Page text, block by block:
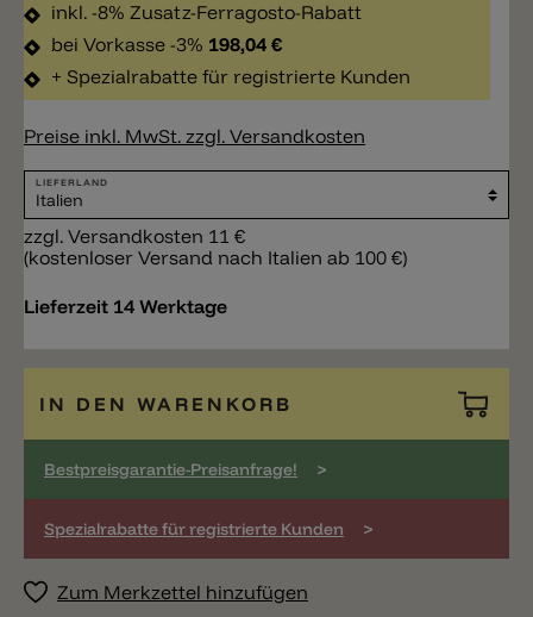
inkl. -8% Zusatz-Ferragosto-Rabatt
bei Vorkasse -3% 198,04 €
+ Spezialrabatte für registrierte Kunden
Preise inkl. MwSt. zzgl. Versandkosten
LIEFERLAND
zzgl. Versandkosten 11 €
(kostenloser Versand nach Italien ab 100 €)
Lieferzeit 14 Werktage
IN DEN WARENKORB
Bestpreisgarantie-Preisanfrage! >
Spezialrabatte für registrierte Kunden >
Zum Merkzettel hinzufügen